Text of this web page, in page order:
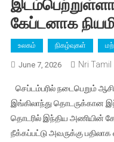
கேப்டனாக
உலகம் நிகழ்வுகள்
June 7, 2026 Nri Tamil
செப்டம்பரில் நடைபெறும்
இங்கிலாந்து தொடருக்கான
தொடரில் இந்திய அணியின்
நீக்கப்பட்டு அவருக்கு